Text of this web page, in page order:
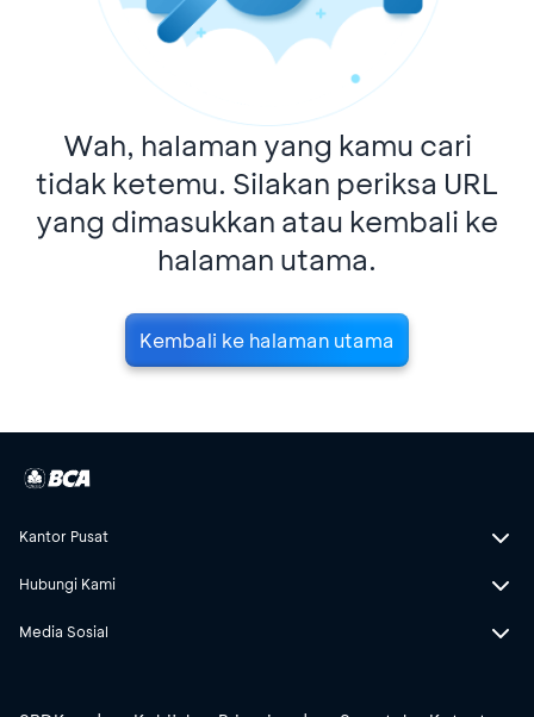
Wah, halaman yang kamu cari
tidak ketemu. Silakan periksa URL
yang dimasukkan atau kembali ke
halaman utama.
Kembali ke halaman utama
Kantor Pusat
Hubungi Kami
Media Sosial